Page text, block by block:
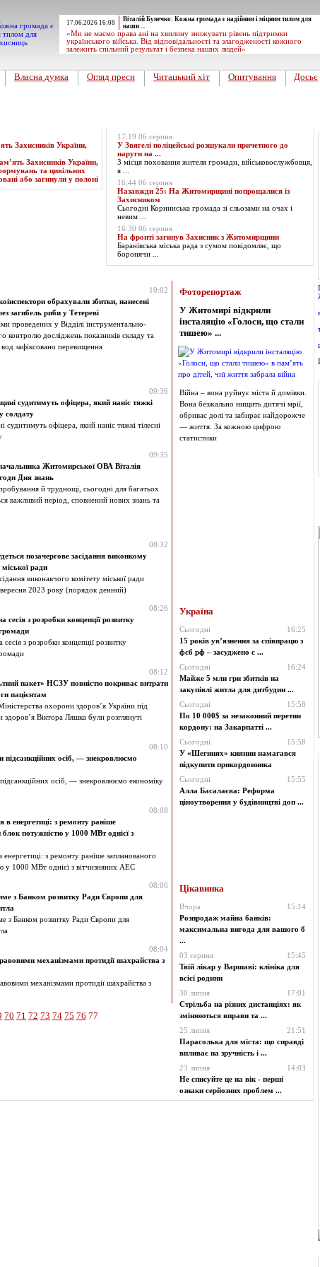
17.06.2026 16:08
Віталій Бунечко: Кожна громада є надійним і міцним тилом для
наши ...
«Ми не маємо права ані на хвилину знижувати рівень підтримки
українського війська. Від відповідальності та злагодженості кожного
залежить спільний результат і безпека наших людей»
Власна думка Огляд преси Читацький хіт Опитування Досьє
Захисників України,
17:19 06 серпня
У Звягелі поліцейські розшукали причетного до
наруги на ...
З місця поховання жителя громади, військовослужбовця,
я ...
16:44 06 серпня
Назавжди 25: На Житомирщині попрощалися із
Захисником
Сьогодні Корнинська громада зі сльозами на очах і
невим ...
16:30 06 серпня
На фронті загинув Захисник з Житомирщини
Баранівська міська рада з сумом повідомляє, що
боронячи ...
10:02
обрахували збитки, нанесені
загибель риби у Тетереві
проведених у Відділі інструментально-
контролю досліджень показників складу та
вод зафіксовано перевищення
Фоторепортаж
У Житомирі відкрили
інсталяцію «Голоси, що стали
тишею» ...
Війна – вона руйнує міста й домівки.
Вона безжально нищить дитячі мрії,
обриває долі та забирає найдорожче
— життя. За кожною цифрою
статистики
09:36
судитимуть офіцера, який наніс тяжкі
солдату
офіцера, який наніс тяжкі тілесні
09:35
Житомирської ОВА Віталія
Дня знань
й труднощі, сьогодні для багатьох
важливий період, сповнений нових знань та
08:32
позачергове засідання виконкому
ради
виконавчого комітету міської ради
вересня 2023 року (порядок денний)
08:26
з розробки концепції розвитку
з розробки концепції розвитку
Україна
Сьогодні
16:25
15 років ув’язнення за співпрацю з
фсб рф – засуджено с ...
Сьогодні
16:24
Майже 5 млн грн збитків на
закупівлі житла для дитбудин ...
Сьогодні
15:58
По 10 000$ за незаконний перетин
кордону: на Закарпатті ...
Сьогодні
15:58
У «Шегинях» киянин намагався
підкупити прикордонника
Сьогодні
15:55
Алла Басалаєва: Реформа
ціноутворення у будівництві доп ...
08:12
пакет» НСЗУ повністю покриває витрати
пацієнтам
охорони здоров’я України під
Віктора Ляшка були розглянуті
08:10
осіб, — знекровлюємо
осіб, — знекровлюємо економіку
08:08
енергетиці: з ремонту раніше
потужністю у 1000 МВт однієї з
з ремонту раніше запланованого
у 1000 МВт однієї з вітчизняних АЕС
08:06
з Банком розвитку Ради Європи для
з Банком розвитку Ради Європи для
Цікавинка
Вчора
15:14
Розпродаж майна банків:
максимальна вигода для вашого б
...
03 серпня
15:45
Твій лікар у Варшаві: клініка для
всієї родини
30 липня
17:01
Стрільба на різних дистанціях: як
змінюються вправи та ...
25 липня
21:51
Парасолька для міста: що справді
впливає на зручність і ...
23 липня
14:03
Не списуйте це на вік - перші
ознаки серйозних проблем ...
08:04
механізмами протидії шахрайства з
механізмами протидії шахрайства з
70 71 72 73 74 75 76 77